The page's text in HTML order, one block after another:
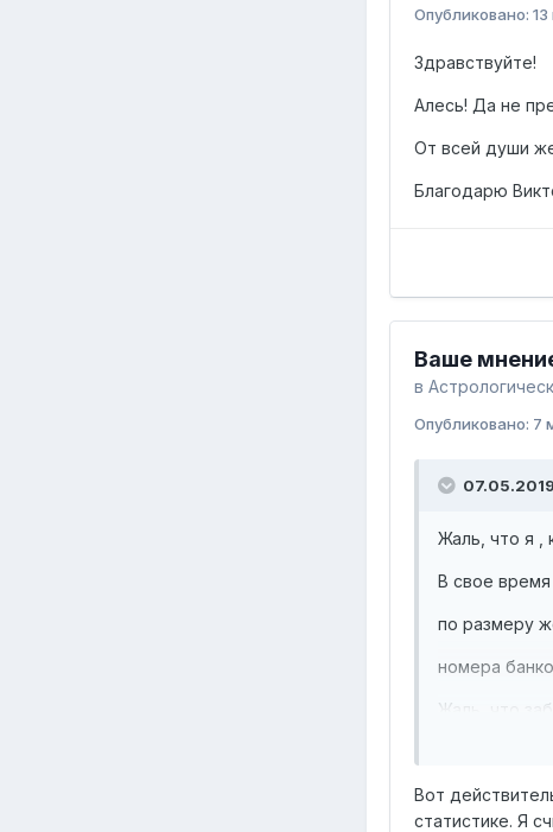
Опубликовано:
Здравствуйте!
Алесь! Да не
От всей души
Благодарю
Ваше
в
Опубликовано: 7
Жаль, что я ,
В свое
по размеру
номера
Жаль, что
Вот
статистике. Я